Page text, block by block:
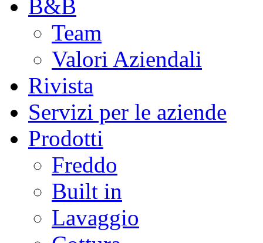
B&B
Team
Valori Aziendali
Rivista
Servizi per le aziende
Prodotti
Freddo
Built in
Lavaggio